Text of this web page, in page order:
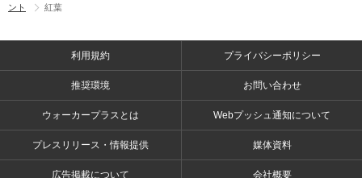
ント
紅葉
利用規約 プライバシーポリシー
推奨環境 お問い合わせ
ウォーカープラスとは Webプッシュ通知について
プレスリリース・情報提供 媒体資料
広告掲載について 会社概要